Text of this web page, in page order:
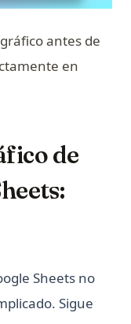
Notebooks
Jupyter Python
Need to Know
vs Anaconda
antes de
en
de
Sheets no
Sigue